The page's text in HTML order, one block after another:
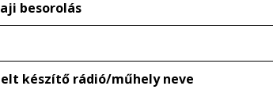
besorolás
készítő rádió/műhely neve